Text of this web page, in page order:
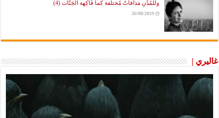
وللمُدُنِ مَذاقاتٌ مُختلفة كما فَاكِهة الجَنّات (4)
26/08/2019
غاليري |